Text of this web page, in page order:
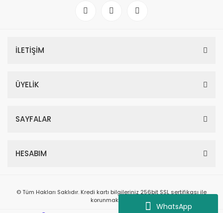
WhatsApp
İLETİŞİM
ÜYELİK
SAYFALAR
HESABIM
© Tüm Hakları Saklıdır. Kredi kartı bilgileriniz 256bit SSL sertifikası ile
korunmaktadır.